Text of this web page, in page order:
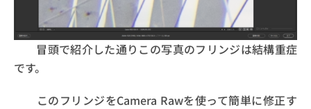
冒頭で紹介した通りこの写真のフリンジは結構重症
です。
このフリンジをCamera Rawを使って簡単に修正す